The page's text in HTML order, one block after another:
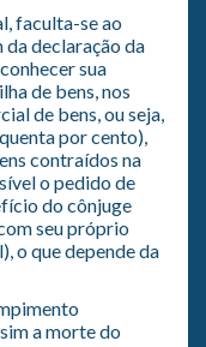
faculta-se ao
da declaração da
sua
de bens, nos
de bens, ou seja,
por cento),
contraídos na
o pedido de
do cônjuge
seu próprio
o que depende da
a morte do